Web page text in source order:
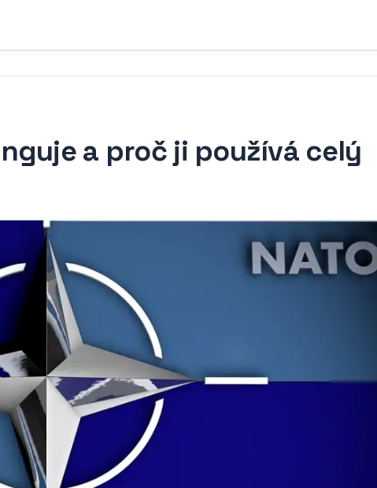
a proč ji používá celý